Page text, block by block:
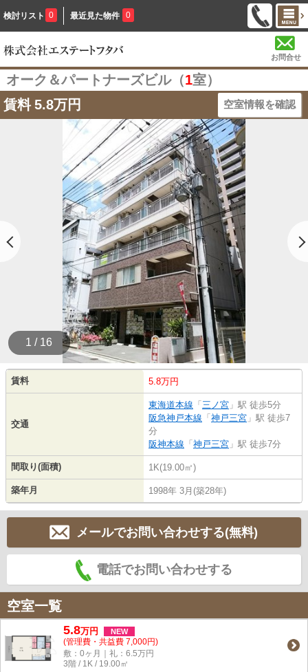
検討リスト 0 最近見た物件 0
お問合せ
オーク＆パートナーズビル（1室）
賃料 5.8万円 空室情報を確認
1 / 16
賃料 5.8万円
交通
東海道本線 「 三ノ宮 」駅 徒歩5分
阪急神戸本線 「 神戸三宮 」駅 徒歩7
分
阪神本線 「 神戸三宮 」駅 徒歩7分
間取り(面積) 1K(19.00㎡)
築年月 1998年 3月(築28年)
メールでお問い合わせする(無料)
電話でお問い合わせする
空室一覧
5.8万円 NEW
(管理費・共益費 7,000円)
敷：0ヶ月｜礼：6.5万円
3階 / 1K / 19.00㎡